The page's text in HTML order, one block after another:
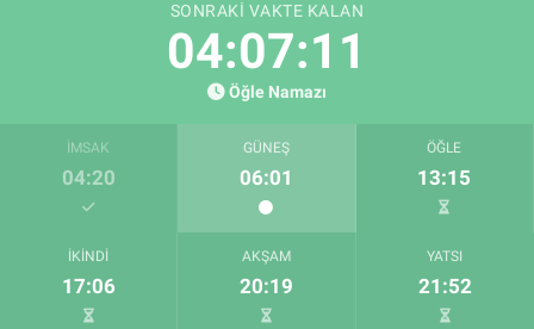
SONRAKI VAKTE KALAN
04:07:11
Öğle Namazı
İMSAK
04:20
GÜNEŞ
06:01
ÖĞLE
13:15
İKINDI
17:06
AKŞAM
20:19
YATSI
21:52